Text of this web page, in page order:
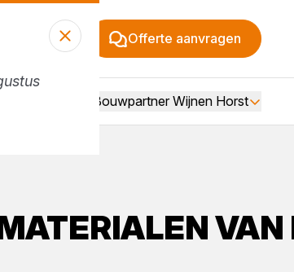
Offerte aanvragen
Over Bouwpartner Wijnen Horst
VAN